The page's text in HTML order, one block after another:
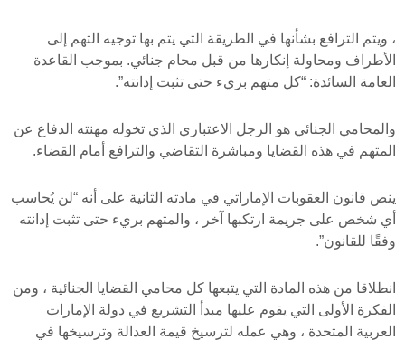
، ويتم الترافع بشأنها في الطريقة التي يتم بها توجيه التهم إلى
الأطراف ومحاولة إنكارها من قبل محام جنائي. بموجب القاعدة
العامة السائدة: “كل متهم بريء حتى تثبت إدانته”.
والمحامي الجنائي هو الرجل الاعتباري الذي تخوله مهنته الدفاع عن
المتهم في هذه القضايا ومباشرة التقاضي والترافع أمام القضاء.
ينص قانون العقوبات الإماراتي في مادته الثانية على أنه “لن يُحاسب
أي شخص على جريمة ارتكبها آخر ، والمتهم بريء حتى تثبت إدانته
وفقًا للقانون”.
انطلاقا من هذه المادة التي يتبعها كل محامي القضايا الجنائية ، ومن
الفكرة الأولى التي يقوم عليها مبدأ التشريع في دولة الإمارات
العربية المتحدة ، وهي عمله لترسيخ قيمة العدالة وترسيخها في